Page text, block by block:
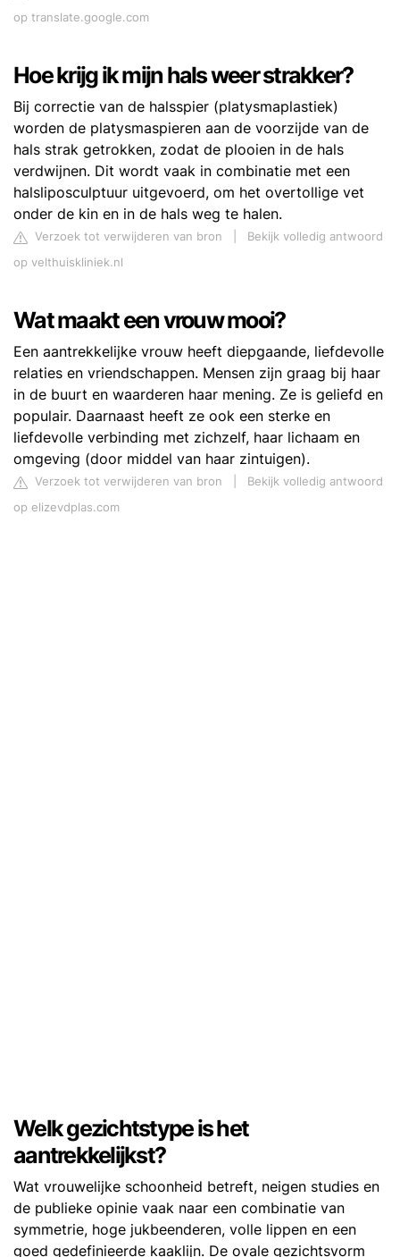
op translate.google.com
Hoe krijg ik mijn hals weer strakker?
Bij correctie van de halsspier (platysmaplastiek)
worden de platysmaspieren aan de voorzijde van de
hals strak getrokken, zodat de plooien in de hals
verdwijnen. Dit wordt vaak in combinatie met een
halsliposculptuur uitgevoerd, om het overtollige vet
onder de kin en in de hals weg te halen.
Verzoek tot verwijderen van bron
Bekijk volledig antwoord
op velthuiskliniek.nl
Wat maakt een vrouw mooi?
Een aantrekkelijke vrouw heeft diepgaande, liefdevolle
relaties en vriendschappen. Mensen zijn graag bij haar
in de buurt en waarderen haar mening. Ze is geliefd en
populair. Daarnaast heeft ze ook een sterke en
liefdevolle verbinding met zichzelf, haar lichaam en
omgeving (door middel van haar zintuigen).
Verzoek tot verwijderen van bron
Bekijk volledig antwoord
op elizevdplas.com
Welk gezichtstype is het
aantrekkelijkst?
Wat vrouwelijke schoonheid betreft, neigen studies en
de publieke opinie vaak naar een combinatie van
symmetrie, hoge jukbeenderen, volle lippen en een
goed gedefinieerde kaaklijn. De ovale gezichtsvorm